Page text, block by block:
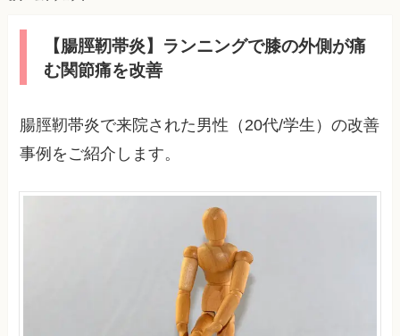
【腸脛靭帯炎】ランニングで膝の外側が痛
む関節痛を改善
腸脛靭帯炎で来院された男性（20代/学生）の改善
事例をご紹介します。